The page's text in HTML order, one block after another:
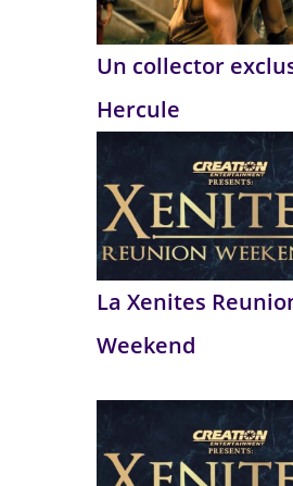
Un collector
Hercule
La Xenites
Weekend